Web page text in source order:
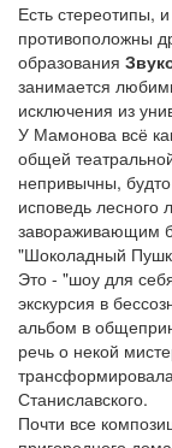
Есть стереотипы,
противоположны
образования
занимается
исключения из
У Мамонова всё
общей
непривычны,
исповедь лесного
завораживающим
"Шоколадный
Это - "шоу для
экскурсия в
альбом в
речь о некой
Станиславского.
Почти все